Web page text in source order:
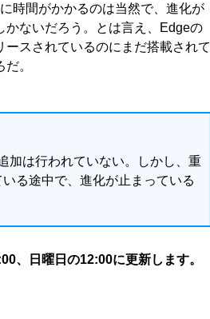
時間がかかるのは当然で、進化が
かないだろう。とは言え、Edgeの
スされているのにまだ搭載されて
。
は行われていない。しかし、重
る途中で、進化が止まっている
、日曜日の12:00に更新します。